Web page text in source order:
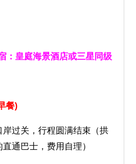
：皇庭海景酒店或三星同级
餐)
过关，行程圆满结束（拱
通巴士，费用自理）